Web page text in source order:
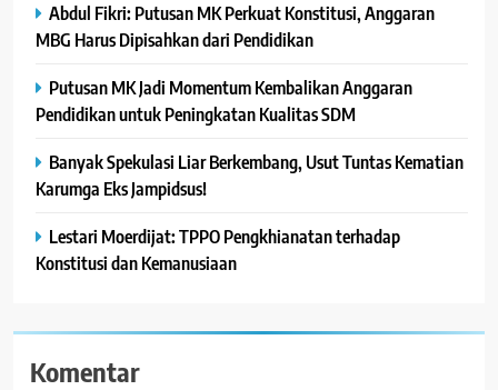
Abdul Fikri: Putusan MK Perkuat Konstitusi, Anggaran
MBG Harus Dipisahkan dari Pendidikan
Putusan MK Jadi Momentum Kembalikan Anggaran
Pendidikan untuk Peningkatan Kualitas SDM
Banyak Spekulasi Liar Berkembang, Usut Tuntas Kematian
Karumga Eks Jampidsus!
Lestari Moerdijat: TPPO Pengkhianatan terhadap
Konstitusi dan Kemanusiaan
Komentar